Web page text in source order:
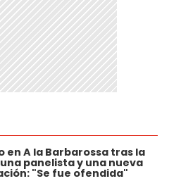
en A la Barbarossa tras la
panelista y una nueva
"Se fue ofendida"